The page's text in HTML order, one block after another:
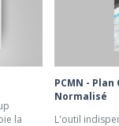
la
PCMN -
Normalisé
L'outil